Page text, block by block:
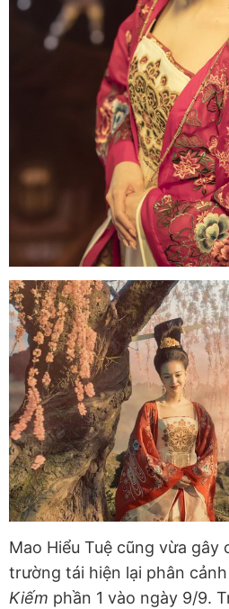
Mao Hiểu Tuệ cũng vừa gây
trường tái hiện lại phân
Kiếm phần 1 vào ngày 9/9.